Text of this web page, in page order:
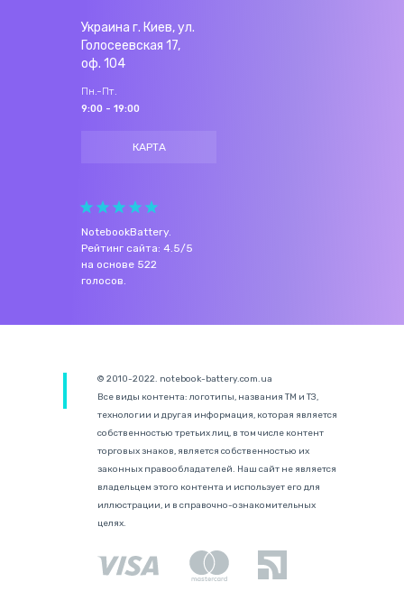
Украина г. Киев, ул.
Голосеевская 17,
оф. 104
Пн.-Пт.
9:00 - 19:00
КАРТА
NotebookBattery.
Рейтинг сайта: 4.5/5
на основе 522
голосов.
© 2010-2022. notebook-battery.com.ua
Все виды контента: логотипы, названия ТМ и ТЗ,
технологии и другая информация, которая является
собственностью третьих лиц, в том числе контент
торговых знаков, является собственностью их
законных правообладателей. Наш сайт не является
владельцем этого контента и использует его для
иллюстрации, и в справочно-ознакомительных
целях.